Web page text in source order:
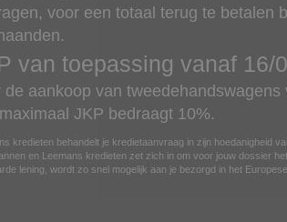
voor een totaal terug te betalen
van toepassing vanaf 16/
de aankoop van tweedehandswagens
JKP bedraagt 10%.
kredieten behandelt je kredietaanvraag in zijn hoedanigheid
en Leemans kredieten zet zich in om voor jouw dossier
lening, wordt zo snel mogelijk aan je bezorgd in het